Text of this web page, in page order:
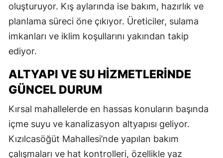
oluşturuyor. Kış aylarında ise bakım, hazırlık ve
planlama süreci öne çıkıyor. Üreticiler, sulama
imkanları ve iklim koşullarını yakından takip
ediyor.
ALTYAPI VE SU HIZMETLERINDE
GÜNCEL DURUM
Kırsal mahallelerde en hassas konuların başında
içme suyu ve kanalizasyon altyapısı geliyor.
Kızılcasöğüt Mahallesi’nde yapılan bakım
çalışmaları ve hat kontrolleri, özellikle yaz